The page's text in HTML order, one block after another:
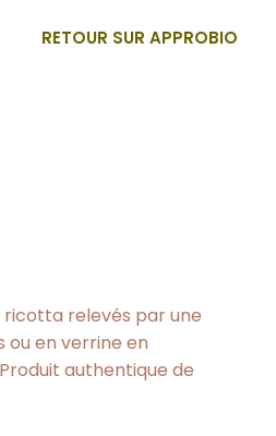
RETOUR SUR APPROBIO
ricotta relevés par une
ou en verrine en
authentique de